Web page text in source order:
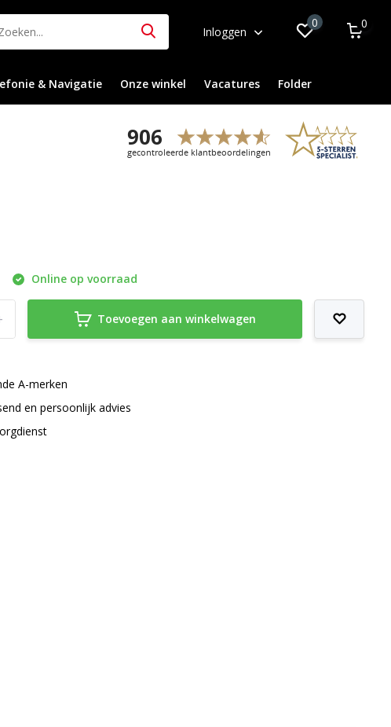
Inloggen
0 0
& Navigatie Onze winkel Vacatures Folder
Online op voorraad
Toevoegen aan winkelwagen
A-merken
en persoonlijk advies